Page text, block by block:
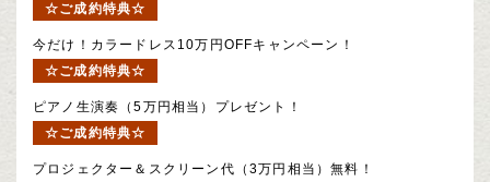
☆ご成約特典☆
今だけ！カラードレス10万円OFFキャンペーン！
☆ご成約特典☆
ピアノ生演奏（5万円相当）プレゼント！
☆ご成約特典☆
プロジェクター＆スクリーン代（3万円相当）無料！